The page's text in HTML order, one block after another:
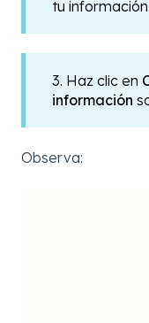
tu información.
3. Haz clic en
información
Observa: